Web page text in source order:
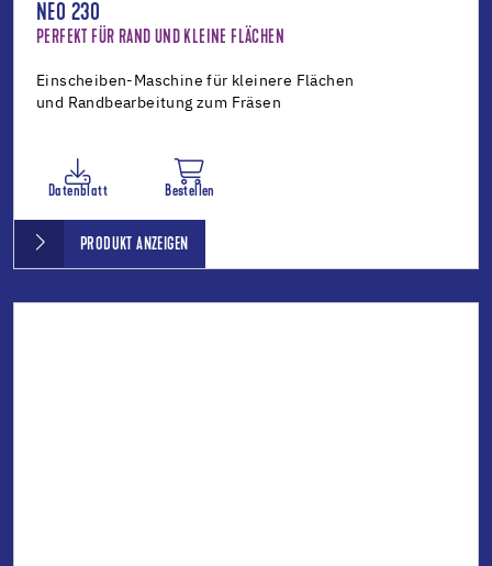
NEO 230
PERFEKT FÜR RAND UND KLEINE FLÄCHEN
Einscheiben-Maschine für kleinere Flächen
und Randbearbeitung zum Fräsen
Datenblatt Bestellen
PRODUKT ANZEIGEN